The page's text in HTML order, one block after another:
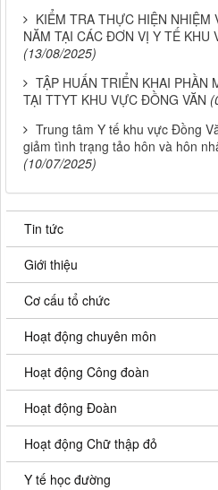
KIỂM TRA THỰC HIỆN NHIỆM
NĂM TẠI CÁC ĐƠN VỊ Y TẾ KHU
(13/08/2025)
TẬP HUẤN TRIỂN KHAI PHẦN
TẠI TTYT KHU VỰC ĐỒNG VĂN
Trung tâm Y tế khu vực Đồng
giảm tình trạng tảo hôn và hôn
(10/07/2025)
Tin tức
Giới thiệu
Cơ cấu tổ chức
Hoạt động chuyên môn
Hoạt động Công đoàn
Hoạt động Đoàn
Hoạt động Chữ thập đỏ
Y tế học đường